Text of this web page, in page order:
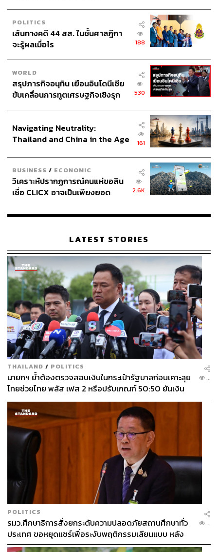
POLITICS
เส้นทางคดี 44 สส. ในชั้นศาลฎีกา
จะรู้ผลเมื่อไร
188
WORLD
สรุปภารกิจอนุทิน เยือนอินโดนีเซีย
ขับเคลื่อนการทูตเศรษฐกิจเชิงรุก
530
Navigating Neutrality:
Thailand and China in the Age
161
BUSINESS / ECONOMIC
วิเคราะห์ปรากฏการณ์คนแห่ขอสิน
เชื่อ CLICX อาจเป็นเพียงยอด
เรือนไทยที่ถูกซุกไว้
2.6K
LATEST STORIES
THAILAND / POLITICS
นายกฯ ย้ำต้องตรวจสอบเงินในกระเป๋ารัฐบาลก่อนเคาะลุย
ไทยช่วยไทย พลัส เฟส 2 หรือปรับเกณฑ์ 50:50 ยันเงิน
คงคลังรัฐบาลแข็งแรง
...
POLITICS
รมว.ศึกษาธิการสั่งยกระดับความปลอดภัยสถานศึกษาทั่ว
ประเทศ ขอหยุดแชร์เพื่อระงับพฤติกรรมเลียนแบบ หลัง
เหตุยิงในโรงเรียน
...